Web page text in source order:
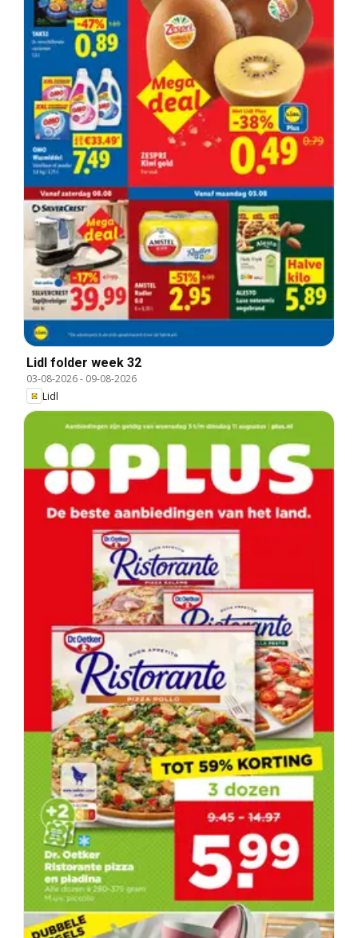
Lidl folder week 32
03-08-2026- 09-08-2026
Lidl